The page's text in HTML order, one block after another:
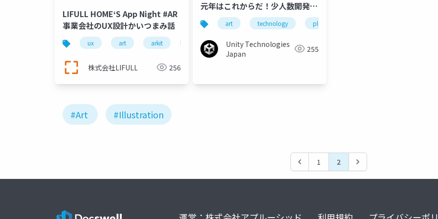
LIFULL HOME‘S App Night #AR
事業会社のUX設計かいつまみ話
ux art arkit home's アプリ企画
株式会社LIFULL 256
元年はこれからだ！少人数開発
PS VR「ヘディング工場」企画と
アートと技術と。
art technology planning
Unity Technologies
Japan
255
#Art #Illustration
1 2